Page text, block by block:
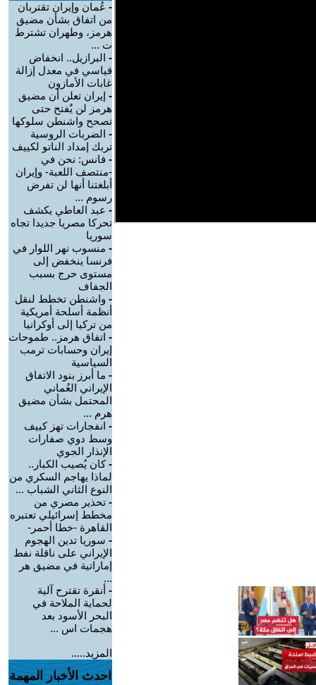
- عُمان وإيران تقتربان
من اتفاق بشأن مضيق
هرمز، وطهران تشترط
ت ...
- البرازيل.. انخفاض
قياسي في معدل إزالة
غابات الأمازون
- إيران تعلن أن مضيق
هرمز لن يٌفتح حتى
تصحح واشنطن سلوكها
- الضربات الروسية
تربك إمداد الناتو لكييف
- فانس: نحن في
-منتصف اللعبة- وإيران
أبلغتنا أنها لن تفرض
رسوم ...
- عبد العاطي يكشف
تحركا مصريا جديدا تجاه
سوريا
- منسوب نهر اللوار في
فرنسا ينخفض إلى
مستوى حرج بسبب
الجفاف
- واشنطن تخطط لنقل
أنظمة أسلحة أمريكية
من تركيا إلى أوكرانيا
- اتفاق هرمز.. طموحات
إيران وحسابات ترمب
السياسية
- ما أبرز بنود الاتفاق
الإيراني العُماني
المحتمل بشأن مضيق
هرم ...
- انفجارات تهز كييف
وسط دوي صفارات
الإنذار الجوي
-كان يُصيب الكبار..
لماذا يهاجم السكري من
النوع الثاني الشباب ...
- تحذير مصري من
مخطط إسرائيلي تعتبره
القاهرة -خطا أحمر-
- سوريا تدين الهجوم
الإيراني على ناقلة نفط
إماراتية في مضيق هر
...
- أنقرة تقترح آلية
لحماية الملاحة في
البحر الأسود بعد
هجمات اس ...
المزيد.....
احدث الأخبار المهمة